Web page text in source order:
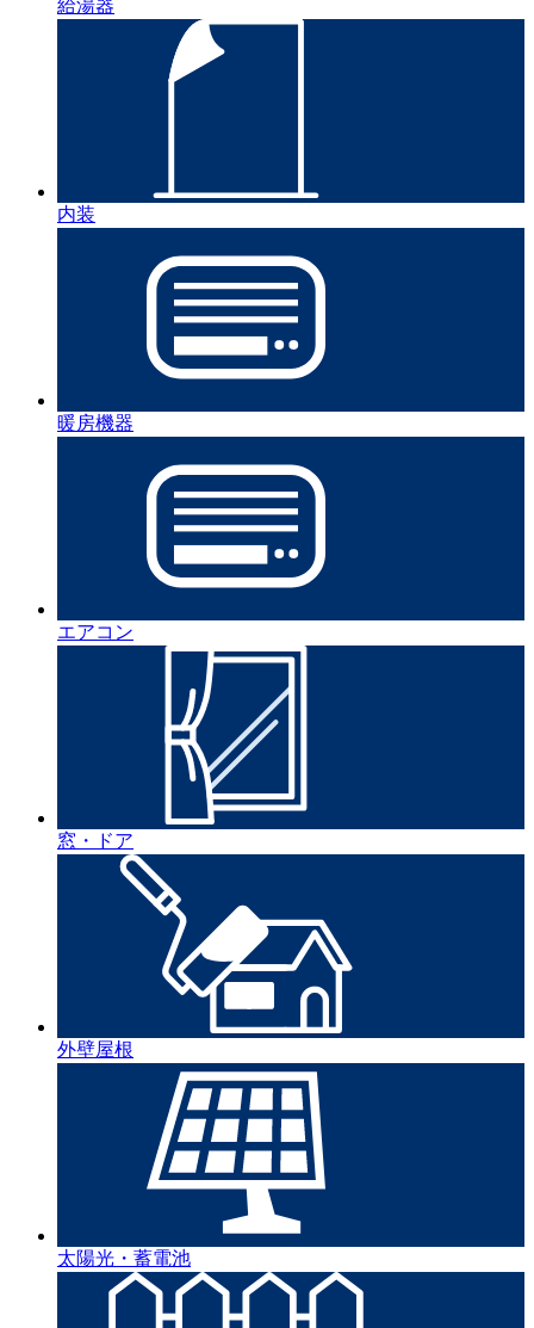
給湯器
内装
暖房機器
エアコン
窓・ドア
外壁屋根
太陽光・蓄電池